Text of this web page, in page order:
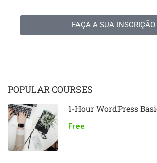
FAÇA A SUA INSCRIÇÃO
POPULAR COURSES
1-Hour WordPress
Free